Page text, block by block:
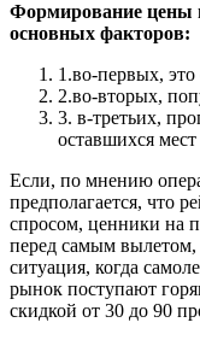
Формирование цены
основных факторов:
1.во-первых, это
2.во-вторых,
3. в-третьих,
оставшихся мест
Если, по мнению
предполагается, что
спросом, ценники на
перед самым вылетом,
ситуация, когда
рынок поступают
скидкой от 30 до 90